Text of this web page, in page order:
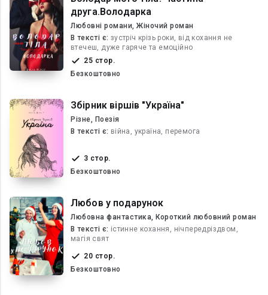
друга.Володарка
Любовні романи, Жіночий роман
В текcті є: зустріч крізь роки, від кохання не
втечеш, дуже гаряче та емоційно
25 стор.
Безкоштовно
Збірник віршів "Україна"
Різне, Поезія
В текcті є: війна, україна, перемога
3 стор.
Безкоштовно
Любов у подарунок
Любовна фантастика, Короткий любовний роман
В текcті є: істинне кохання, нічпередріздвом,
магія свят
20 стор.
Безкоштовно